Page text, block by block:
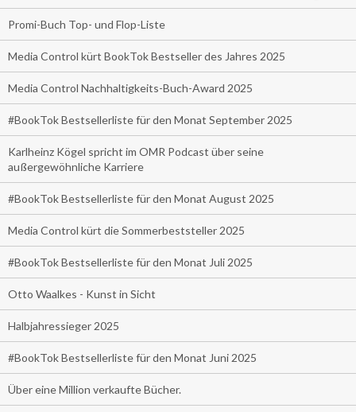
Promi-Buch Top- und Flop-Liste
Media Control kürt BookTok Bestseller des Jahres 2025
Media Control Nachhaltigkeits-Buch-Award 2025
#BookTok Bestsellerliste für den Monat September 2025
Karlheinz Kögel spricht im OMR Podcast über seine
außergewöhnliche Karriere
#BookTok Bestsellerliste für den Monat August 2025
Media Control kürt die Sommerbeststeller 2025
#BookTok Bestsellerliste für den Monat Juli 2025
Otto Waalkes - Kunst in Sicht
Halbjahressieger 2025
#BookTok Bestsellerliste für den Monat Juni 2025
Über eine Million verkaufte Bücher.